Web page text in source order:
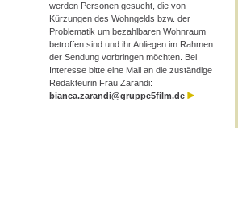
werden Personen gesucht, die von
Kürzungen des Wohngelds bzw. der
Problematik um bezahlbaren Wohnraum
betroffen sind und ihr Anliegen im Rahmen
der Sendung vorbringen möchten. Bei
Interesse bitte eine Mail an die zuständige
Redakteurin Frau Zarandi:
bianca.zarandi@gruppe5film.de